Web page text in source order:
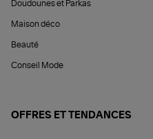
Doudounes et Parkas
Maison déco
Beauté
Conseil Mode
OFFRES ET TENDANCES